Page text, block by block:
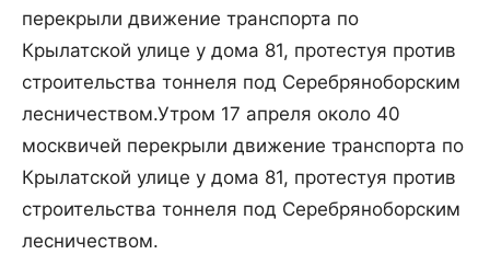
перекрыли движение транспорта по
Крылатской улице у дома 81, протестуя против
строительства тоннеля под Серебряноборским
лесничеством.Утром 17 апреля около 40
москвичей перекрыли движение транспорта по
Крылатской улице у дома 81, протестуя против
строительства тоннеля под Серебряноборским
лесничеством.